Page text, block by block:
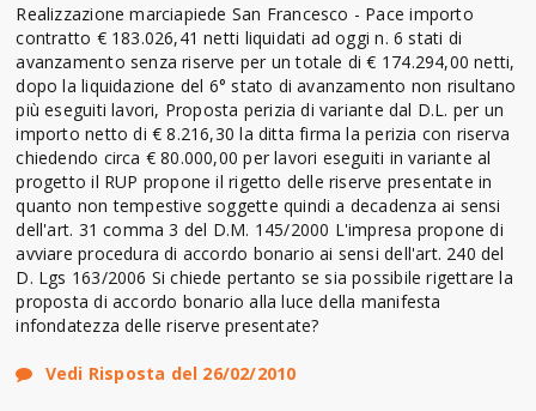
Realizzazione marciapiede San Francesco - Pace importo
contratto € 183.026,41 netti liquidati ad oggi n. 6 stati di
avanzamento senza riserve per un totale di € 174.294,00 netti,
dopo la liquidazione del 6° stato di avanzamento non risultano
più eseguiti lavori, Proposta perizia di variante dal D.L. per un
importo netto di € 8.216,30 la ditta firma la perizia con riserva
chiedendo circa € 80.000,00 per lavori eseguiti in variante al
progetto il RUP propone il rigetto delle riserve presentate in
quanto non tempestive soggette quindi a decadenza ai sensi
dell'art. 31 comma 3 del D.M. 145/2000 L'impresa propone di
avviare procedura di accordo bonario ai sensi dell'art. 240 del
D. Lgs 163/2006 Si chiede pertanto se sia possibile rigettare la
proposta di accordo bonario alla luce della manifesta
infondatezza delle riserve presentate?
Vedi Risposta del 26/02/2010